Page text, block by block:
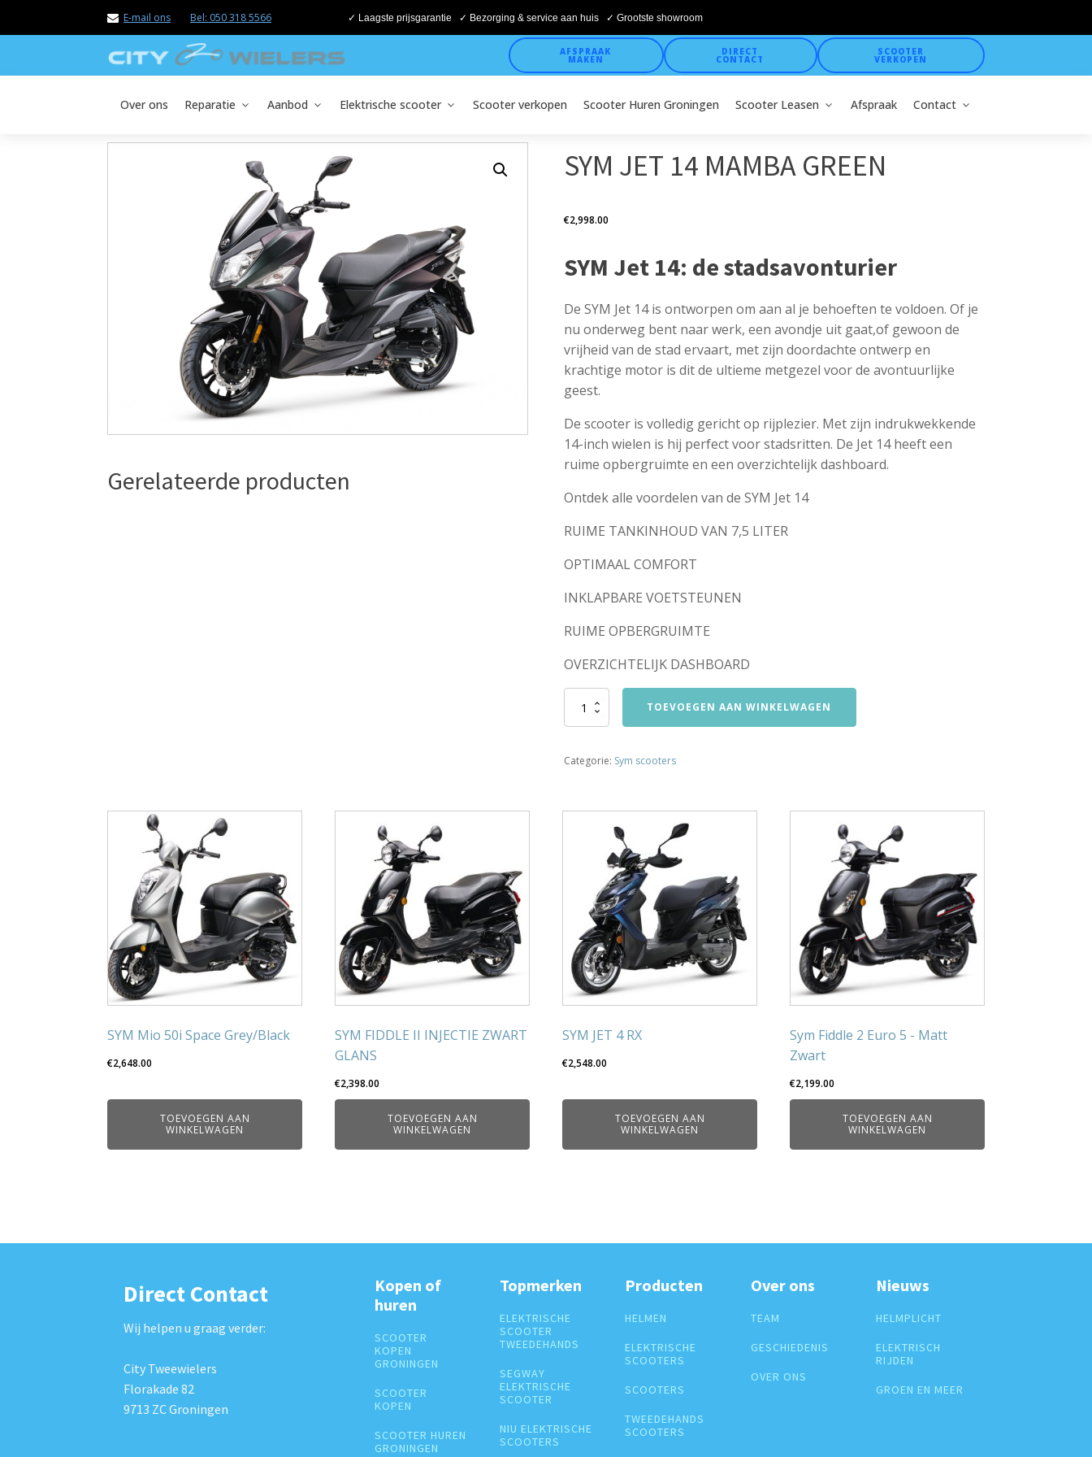
E-mail ons Bel: 050 318 5566 ✓ Laagste prijsgarantie ✓ Bezorging & service aan huis ✓ Grootste showroom
AFSPRAAK
MAKEN
DIRECT
CONTACT
SCOOTER
VERKOPEN
Over ons Reparatie Aanbod Elektrische scooter Scooter verkopen Scooter Huren Groningen Scooter Leasen Afspraak Contact
SYM JET 14 MAMBA GREEN
€2,998.00
SYM Jet 14: de stadsavonturier
De SYM Jet 14 is ontworpen om aan al je behoeften te voldoen. Of je
nu onderweg bent naar werk, een avondje uit gaat,of gewoon de
vrijheid van de stad ervaart, met zijn doordachte ontwerp en
krachtige motor is dit de ultieme metgezel voor de avontuurlijke
geest.
De scooter is volledig gericht op rijplezier. Met zijn indrukwekkende
14-inch wielen is hij perfect voor stadsritten. De Jet 14 heeft een
ruime opbergruimte en een overzichtelijk dashboard.
Ontdek alle voordelen van de SYM Jet 14
RUIME TANKINHOUD VAN 7,5 LITER
OPTIMAAL COMFORT
INKLAPBARE VOETSTEUNEN
RUIME OPBERGRUIMTE
OVERZICHTELIJK DASHBOARD
GREEN
TOEVOEGEN AAN WINKELWAGEN
Categorie: Sym scooters
Gerelateerde producten
SYM Mio 50i Space Grey/Black
€2,648.00
TOEVOEGEN AAN
WINKELWAGEN
SYM FIDDLE II INJECTIE ZWART
GLANS
€2,398.00
TOEVOEGEN AAN
WINKELWAGEN
SYM JET 4 RX
€2,548.00
TOEVOEGEN AAN
WINKELWAGEN
Sym Fiddle 2 Euro 5 - Matt
Zwart
€2,199.00
TOEVOEGEN AAN
WINKELWAGEN
Direct Contact
Wij helpen u graag verder:
City Tweewielers
Florakade 82
9713 ZC Groningen
Kopen of
huren
SCOOTER
KOPEN
GRONINGEN
SCOOTER
KOPEN
SCOOTER HUREN
GRONINGEN
Topmerken
ELEKTRISCHE
SCOOTER
TWEEDEHANDS
SEGWAY
ELEKTRISCHE
SCOOTER
NIU ELEKTRISCHE
SCOOTERS
Producten
HELMEN
ELEKTRISCHE
SCOOTERS
SCOOTERS
TWEEDEHANDS
SCOOTERS
Over ons
TEAM
GESCHIEDENIS
OVER ONS
Nieuws
HELMPLICHT
ELEKTRISCH
RIJDEN
GROEN EN MEER